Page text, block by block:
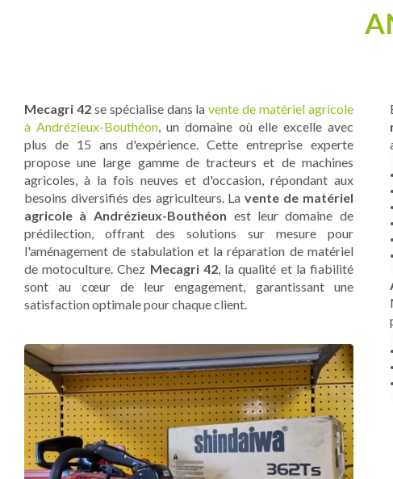
Mecagri 42se spécialise dans lavente de matériel agricole
à Andrézieux-Bouthéon, un domaine où elle excelle avec
plus de 15 ans d'expérience. Cette entreprise experte
propose une large gamme de tracteurs et de machines
agricoles, à la fois neuves et d'occasion, répondant aux
besoins diversifiés des agriculteurs. Lavente de matériel
agricole à Andrézieux-Bouthéon est leur domaine de
prédilection, offrant des solutions sur mesure pour
l'aménagement de stabulation et la réparation de matériel
de motoculture. Chez Mecagri 42, la qualité et la fiabilité
sont au cœur de leur engagement, garantissant une
satisfaction optimale pour chaque client.